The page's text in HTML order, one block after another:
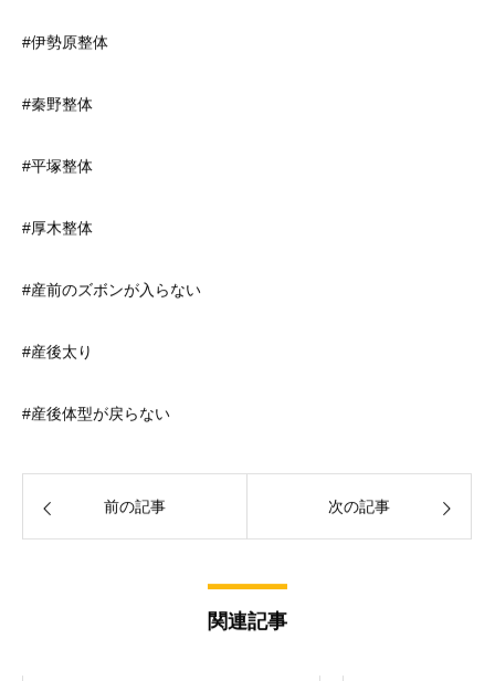
#伊勢原整体
#秦野整体
#平塚整体
#厚木整体
#産前のズボンが入らない
#産後太り
#産後体型が戻らない
前の記事 次の記事
関連記事